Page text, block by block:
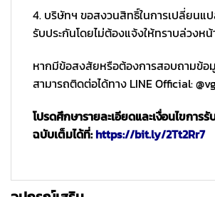
4. บริษัทฯ ขอสงวนสิทธิ์ในการเปลี่ยนแป
รับประกันโดยไม่ต้องแจ้งให้ทราบล่วงหน้
หากมีข้อสงสัยหรือต้องการสอบถามข้อ
สามารถติดต่อได้ทาง LINE Official:
โปรดศึกษารายละเอียดและเงื่อนไขการ
ฉบับเต็มได้ที่:https://bit.ly/2Tt2Rr7